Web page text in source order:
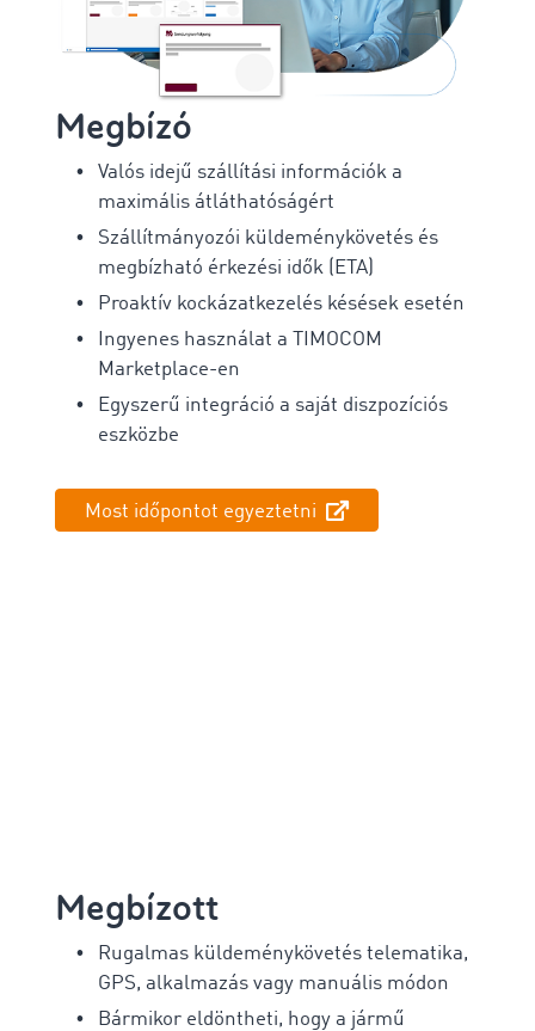
Megbízó
Valós idejű szállítási információk a
maximális átláthatóságért
Szállítmányozói küldeménykövetés és
megbízható érkezési idők (ETA)
Proaktív kockázatkezelés késések esetén
Ingyenes használat a TIMOCOM
Marketplace-en
Egyszerű integráció a saját diszpozíciós
eszközbe
Most időpontot egyeztetni
Megbízott
Rugalmas küldeménykövetés telematika,
GPS, alkalmazás vagy manuális módon
Bármikor eldöntheti, hogy a jármű